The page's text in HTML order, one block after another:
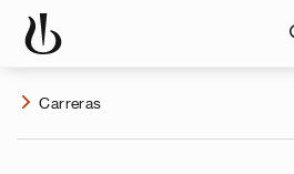
Carreras